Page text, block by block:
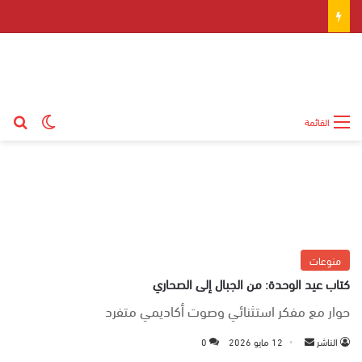
القائمة
منوعات
كتاب عيد الوحدة: من الجبال إلى الصحاري
حوار مع مفكر استثنائي وصوت أكاديمي متفرد
الناشر 12 مايو 2026 0